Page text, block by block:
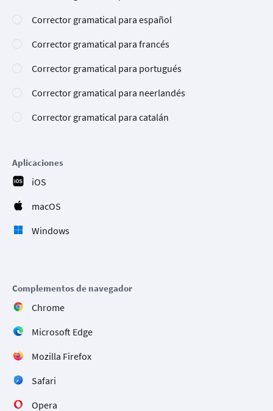
Corrector gramatical para español
Corrector gramatical para francés
Corrector gramatical para portugués
Corrector gramatical para neerlandés
Corrector gramatical para catalán
Aplicaciones
iOS
macOS
Windows
Complementos de navegador
Chrome
Microsoft Edge
Mozilla Firefox
Safari
Opera